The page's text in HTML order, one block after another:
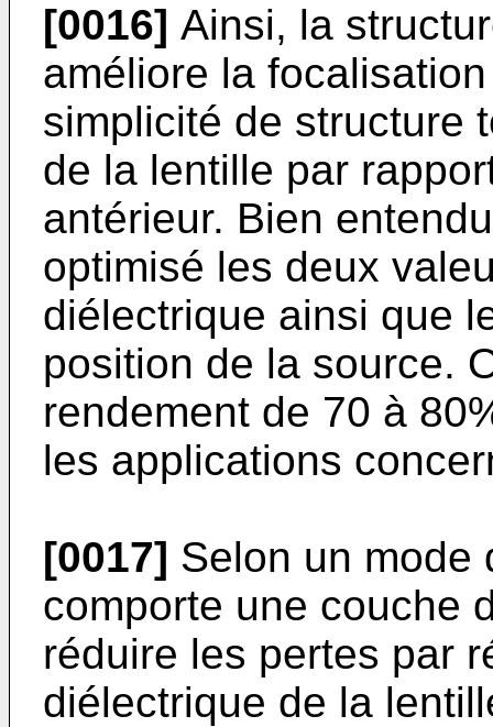
[0016] Ainsi, la
améliore la
simplicité de structure
de la lentille par
antérieur. Bien
optimisé les deux
diélectrique ainsi que
position de la source.
rendement de 70 à
les applications
[0017] Selon un mode
comporte une couche
réduire les pertes par
diélectrique de la